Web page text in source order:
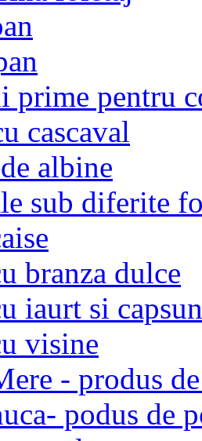
prime pentru
cascaval
albine
sub diferite
branza dulce
iaurt si
visine
- produs
podus de